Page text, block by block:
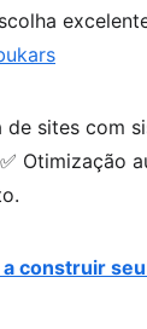
sites com
Otimização
construir